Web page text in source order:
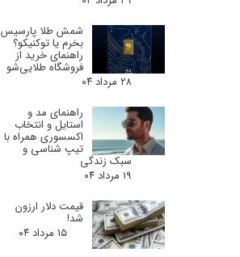
شمش طلا پارسیس
بخرم یا توکنیکو؟
راهنمای خرید از
فروشگاه طلایی‌شو
۲۸ مرداد ۰۴
راهنمای مد و
استایل و انتخاب
اکسسوری همراه با
تیپ شناسی و
سبک زندگی
۱۹ مرداد ۰۴
قیمت دلار ارزون
شد!
۱۵ مرداد ۰۴